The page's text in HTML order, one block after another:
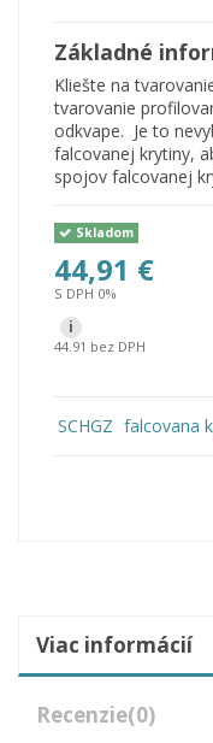
Základné
Kliešte na
tvarovanie
odkvape. Je to
falcovanej krytiny,
spojov falcovanej
Skladom
44,91 €
S DPH 0%
i
44.91 bez DPH
SCHGZ falcovana
Viac informácií
Recenzie(0)